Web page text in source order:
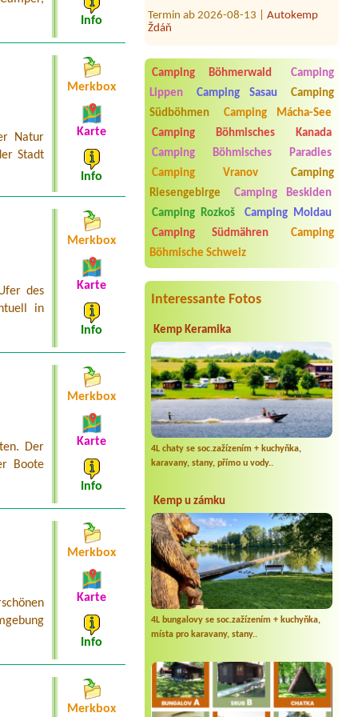
Ždáň
1X
Termin ab 2026-08-01 |tábořiště U
1 stan a 5 osob
Termin ab 2026-07-28 |
Soumarský Most
1 person und Hund
Camping Böhmerwald
Camping
Lippen
Camping Sasau
Camping
Südböhmen
Camping Mácha-See
Camping Böhmisches Kanada
Camping Böhmisches Paradies
Camping Vranov
Camping
Riesengebirge
Camping Beskiden
Camping Rozkoš
Camping Moldau
Camping Südmähren
Camping
Böhmische Schweiz
Interessante Fotos
Kemp Keramika
4L chaty se soc.zažízením + kuchyňka,
karavany, stany, přímo u vody..
Kemp u zámku
4L bungalovy se soc.zažízením + kuchyňka,
místa pro karavany, stany..
Info
Natur
Stadt
Merkbox
Karte
Info
des
in
Merkbox
Karte
Info
Der
Boote
Merkbox
Karte
Info
Merkbox
Karte
Info
Merkbox